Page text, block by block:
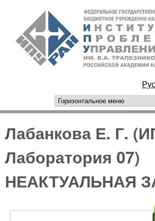
Перейти к основному
содержанию
РАН
горизонтальное меню
Лабанкова Е. Г.
Лаборатория 07)
НЕАКТУАЛЬНАЯ